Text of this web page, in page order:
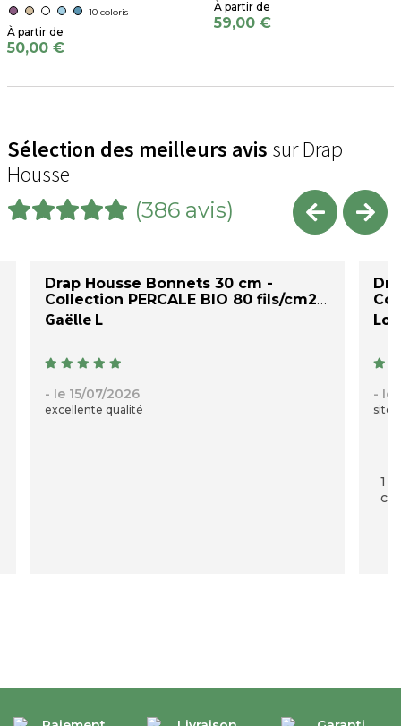
10 coloris
50,00 €
59,00 €
Sélection des meilleurs avis sur Drap
Housse
(386 avis)
Drap Housse Bonnets 30 cm -
Collection PERCALE BIO 80 fils/cm2
Gaëlle L
- le 15/07/2026
excellente qualité
- le
site
1